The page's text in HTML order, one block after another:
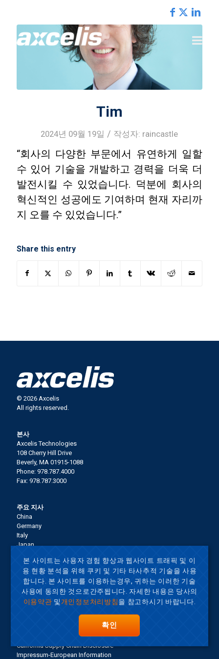
Tim
2024년 09월 19일 / 작성자: raincastle
“회사의 다양한 부문에서 유연하게 일할
수 있어 기술을 개발하고 경력을 더욱 더
발전시킬 수 있었습니다. 덕분에 회사의
혁신적인 성공에도 기여하며 현재 자리까
지 오를 수 있었습니다.”
Share this entry
© 2026 Axcelis
All rights reserved.
본사
Axcelis Technologies
108 Cherry Hill Drive
Beverly, MA 01915-1088
Phone: 978.787.4000
Fax: 978.787.3000
주요 지사
China
Germany
Italy
Japan
Malaysia
Singapore
Taiwan
United States
California Supply Chain Disclosure
Impressum-European Information
본 사이트는 사용자 경험 향상과 웹사이트 트래픽 및 이
용 현황 분석을 위해 쿠키 및 기타 타사추적 기술을 사용
합니다. 본 사이트를 이용하는경우, 귀하는 이러한 기술
사용에 동의한 것으로간주됩니다. 자세한 내용은 당사의
이용약관 및 개인정보처리방침을 참고하시기 바랍니다.
확인